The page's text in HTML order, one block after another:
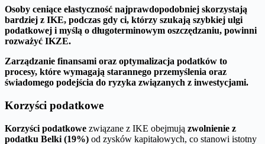
Osoby ceniące elastyczność najprawdopodobniej skorzystają
bardziej z IKE, podczas gdy ci, którzy szukają szybkiej ulgi
podatkowej i myślą o długoterminowym oszczędzaniu, powinni
rozważyć IKZE.
Zarządzanie finansami oraz optymalizacja podatków to
procesy, które wymagają starannego przemyślenia oraz
świadomego podejścia do ryzyka związanych z inwestycjami.
Korzyści podatkowe
Korzyści podatkowe związane z IKE obejmują zwolnienie z
podatku Belki (19%) od zysków kapitałowych, co stanowi istotny